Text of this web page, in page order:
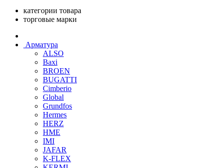
категории товара
торговые марки
Арматура
ALSO
Baxi
BROEN
BUGATTI
Cimberio
Global
Grundfos
Hermes
HERZ
HME
IMI
JAFAR
K-FLEX